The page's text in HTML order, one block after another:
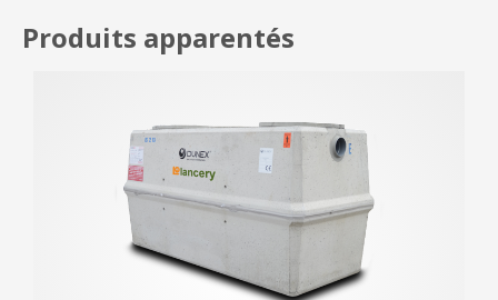
Produits apparentés